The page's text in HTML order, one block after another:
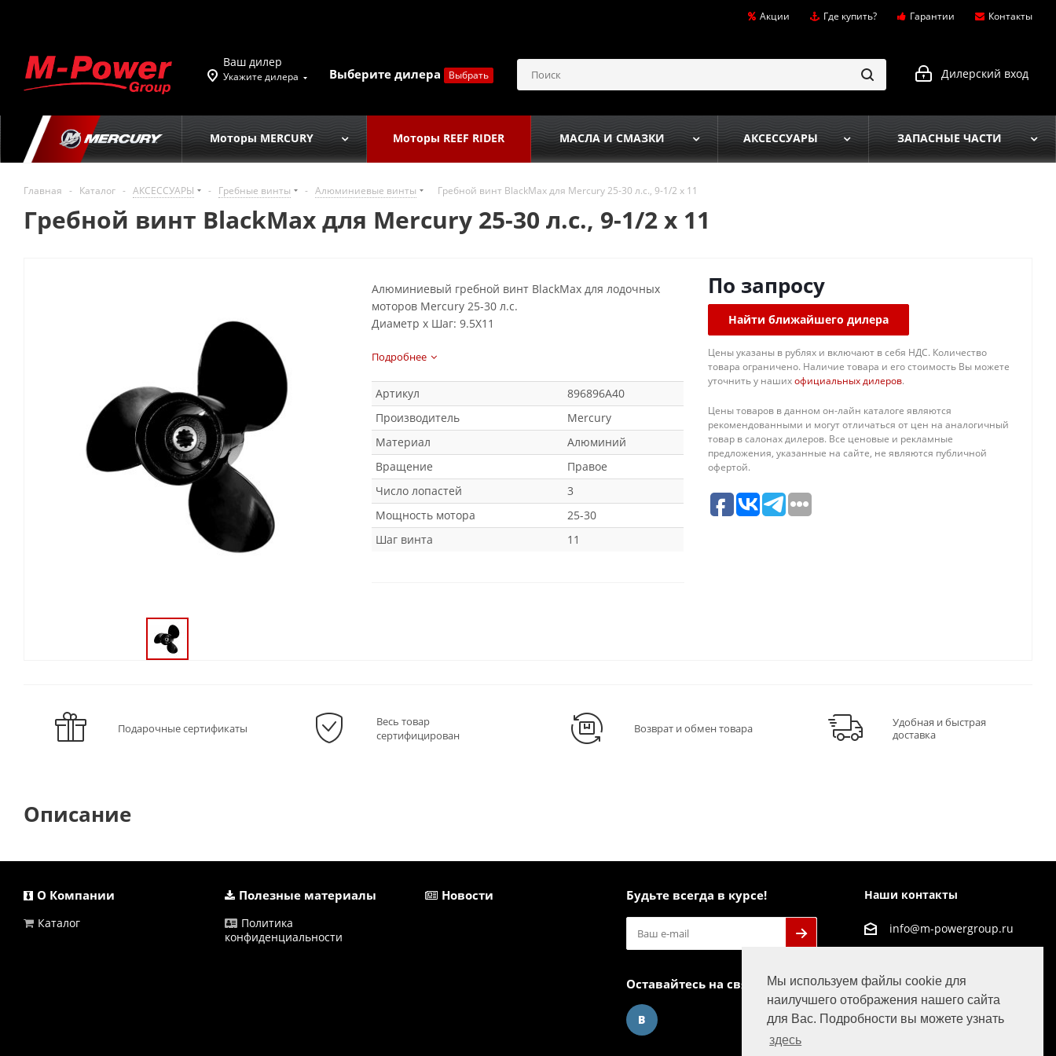
Мы используем файлы cookie для
наилучшего отображения нашего сайта
для Вас. Подробности вы можете узнать
здесь
Акции Где купить? Гарантии Контакты
Ваш дилер
Укажите дилера Выберите дилера Выбрать Дилерский вход
Моторы MERCURY Моторы REEF RIDER МАСЛА И СМАЗКИ АКСЕССУАРЫ ЗАПАСНЫЕ ЧАСТИ
Главная - Каталог - АКСЕССУАРЫ - Гребные винты - Алюминиевые винты Гребной винт BlackMax для Mercury 25-30 л.с., 9-1/2 х 11
Гребной винт BlackMax для Mercury 25-30 л.с., 9-1/2 х 11
По запросу
Найти ближайшего дилера
Цены указаны в рублях и включают в себя НДС. Количество
товара ограничено. Наличие товара и его стоимость Вы можете
уточнить у нашихофициальных дилеров.
Цены товаров в данном он-лайн каталоге являются
рекомендованными и могут отличаться от цен на аналогичный
товар в салонах дилеров. Все ценовые и рекламные
предложения, указанные на сайте, не являются публичной
офертой.
Алюминиевый гребной винт BlackMax для лодочных
моторов Mercury 25-30 л.с.
Диаметр х Шаг: 9.5X11
Подробнее
Артикул
896896A40
Производитель
Mercury
Материал
Алюминий
Вращение
Правое
Число лопастей
3
Мощность мотора
25-30
Шаг винта
11
Подарочные сертификаты
Весь товар
сертифицирован
Возврат и обмен товара
Удобная и быстрая
доставка
Описание
О Компании
Каталог
Полезные материалы
Политика
конфиденциальности
Новости Будьте всегда в курсе!
Оставайтесь на связи
Наши контакты
info@m-powergroup.ru
Смольная д. 63Б офис
38